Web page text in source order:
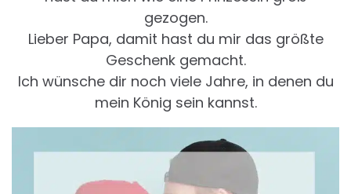
gezogen.
Lieber Papa, damit hast du mir das größte
Geschenk gemacht.
Ich wünsche dir noch viele Jahre, in denen du
mein König sein kannst.